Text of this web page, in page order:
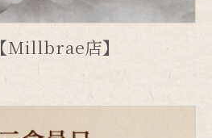
Millbrae店】